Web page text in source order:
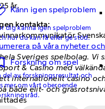
Känn igen spelproblem
dig känna igen spelproblem
hur du kan få eller ge stöd.
Forskning om spel
del av forskningsresultat och
mer om vårt oberoende
år.
kontakta:
på våra nyheter
hela Sveriges spelbolag.
& Casino med
internationellt casino
både elit- och